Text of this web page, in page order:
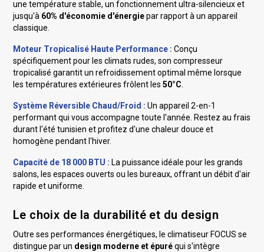
une température stable, un fonctionnement ultra-silencieux et
jusqu'à 60% d'économie d'énergiepar rapport à un appareil
classique.
Moteur Tropicalisé Haute Performance : Conçu
spécifiquement pour les climats rudes, son compresseur
tropicalisé garantit un refroidissement optimal même lorsque
les températures extérieures frôlent les 50°C.
Système Réversible Chaud/Froid : Un appareil 2-en-1
performant qui vous accompagne toute l'année. Restez au frais
durant l'été tunisien et profitez d'une chaleur douce et
homogène pendant l'hiver.
Capacité de 18 000 BTU : La puissance idéale pour les grands
salons, les espaces ouverts ou les bureaux, offrant un débit d'air
rapide et uniforme.
Le choix de la durabilité et du design
Outre ses performances énergétiques, le climatiseur FOCUS se
distingue par un design moderne et épuréqui s'intègre